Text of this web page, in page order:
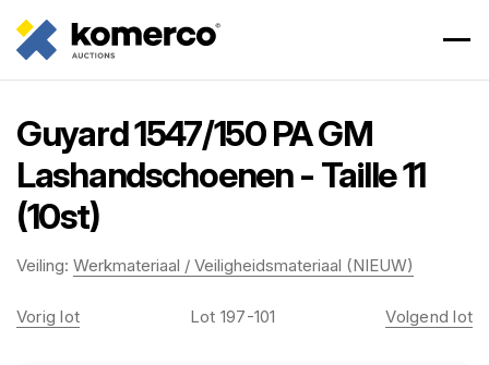
Guyard 1547/150 PA GM
Lashandschoenen - Taille 11
(10st)
Veiling: Werkmateriaal / Veiligheidsmateriaal (NIEUW)
Vorig lot Lot 197-101 Volgend lot